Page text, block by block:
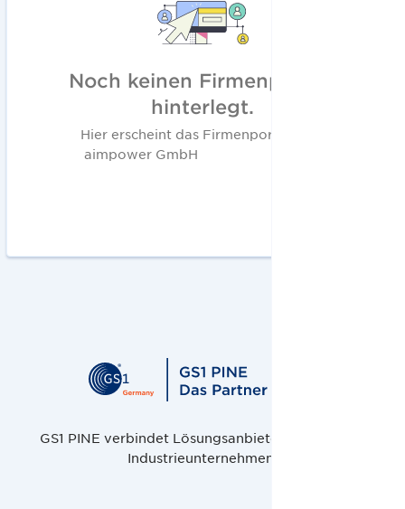
Noch keinen Firmenportait
hinterlegt.
Hier erscheint das Firmenportait von
aimpower GmbH
GS1 PINE verbindet Lösungsanbieter, Handel und
Industrieunternehmen.